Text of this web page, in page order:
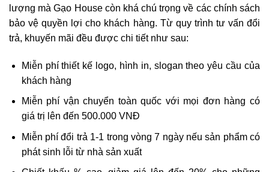
lượng mà Gạo House còn khá chú trọng về các chính sách
bảo vệ quyền lợi cho khách hàng. Từ quy trình tư vấn đổi
trả, khuyến mãi đều được chi tiết như sau:
Miễn phí thiết kế logo, hình in, slogan theo yêu cầu của
khách hàng
Miễn phí vận chuyển toàn quốc với mọi đơn hàng có
giá trị lên đến 500.000 VNĐ
Miễn phí đổi trả 1-1 trong vòng 7 ngày nếu sản phẩm có
phát sinh lỗi từ nhà sản xuất